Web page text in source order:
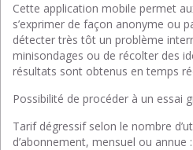
Cette application mobile permet
s’exprimer de façon anonyme ou
détecter très tôt un problème
minisondages ou de récolter des
résultats sont obtenus en temps
Possibilité de procéder à un essai
Tarif dégressif selon le nombre
d’abonnement, mensuel ou annue :